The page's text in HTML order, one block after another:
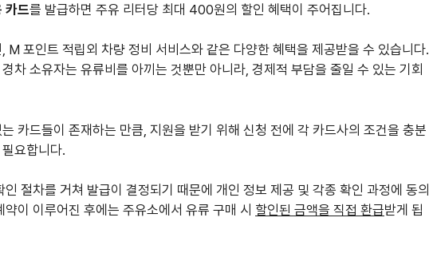
카드를 발급하면 주유 리터당 최대 400원의 할인 혜택이 주어집니다.
M 포인트 적립외 차량 정비 서비스와 같은 다양한 혜택을 제공받을 수 있습니다.
차 소유자는 유류비를 아끼는 것뿐만 아니라, 경제적 부담을 줄일 수 있는 기회
카드들이 존재하는 만큼, 지원을 받기 위해 신청 전에 각 카드사의 조건을 충분
요합니다.
절차를 거쳐 발급이 결정되기 때문에 개인 정보 제공 및 각종 확인 과정에 동의
이 이루어진 후에는 주유소에서 유류 구매 시 할인된 금액을 직접 환급받게 됩